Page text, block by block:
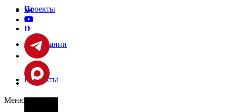
Проекты
О компании
Контакты
D
Меню